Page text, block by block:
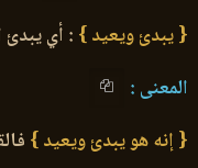
{ يبدئ ويعيد } : أي يبدئ
المعنى :
{ إنه هو يبدئ ويعيد }